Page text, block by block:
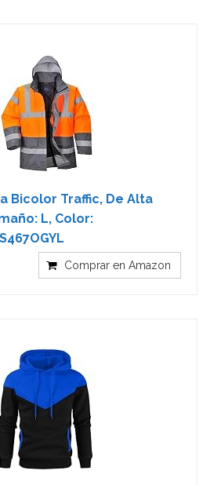
Bicolor Traffic, De Alta
L, Color:
Comprar en Amazon